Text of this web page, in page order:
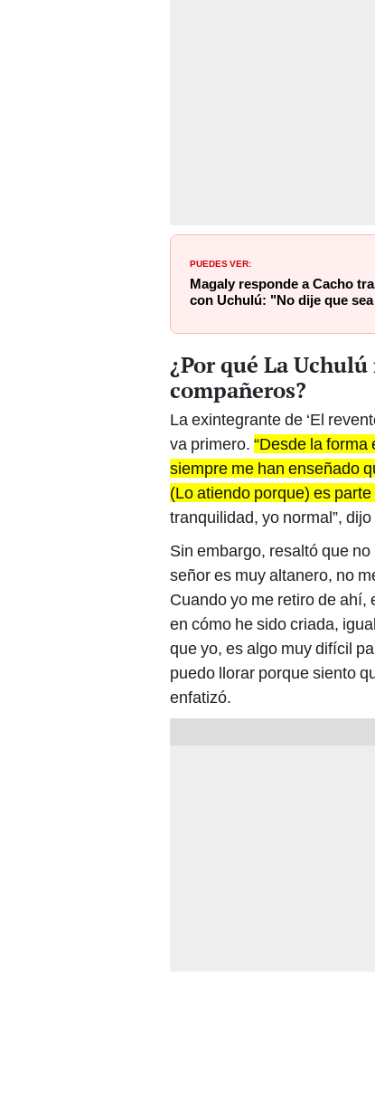
PUEDES VER:
Magaly responde a Cacho
con Uchulú: "No dije que
¿Por qué La
compañeros?
La exintegrante de ‘El
va primero. “Desde la
siempre me han enseñado
(Lo atiendo porque) es
tranquilidad, yo normal”,
Sin embargo, resaltó que
señor es muy altanero, no
Cuando yo me retiro de ahí,
en cómo he sido criada,
que yo, es algo muy difícil
puedo llorar porque siento
enfatizó.